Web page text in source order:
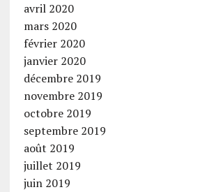
avril 2020
mars 2020
février 2020
janvier 2020
décembre 2019
novembre 2019
octobre 2019
septembre 2019
août 2019
juillet 2019
juin 2019